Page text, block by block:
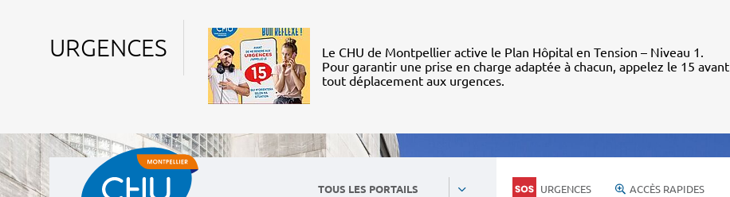
URGENCES
Le CHU de Montpellier active le Plan Hôpital en Tension – Niveau 1.
Pour garantir une prise en charge adaptée à chacun, appelez le 15 avant
tout déplacement aux urgences.
TOUS LES PORTAILS URGENCES ACCÈS RAPIDES